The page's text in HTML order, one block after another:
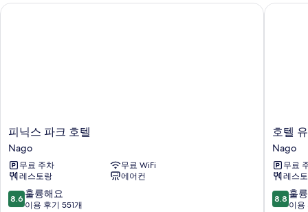
피
닉
스
파
크
호
텔
피닉스 파크 호텔
Nago
무료 주차
무료 WiFi
레스토랑
에어컨
10
점
8.6 훌륭해요
이용 후기 551개
피닉스 파크 호텔
호
텔
유
가
후
인
오
호텔
Nago
무료
레스
10
점
8.8 훌
이용
호텔 유